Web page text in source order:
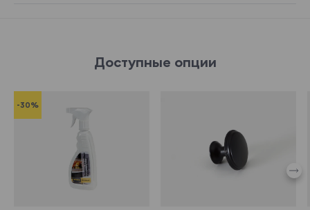
Доступные опции
-30%